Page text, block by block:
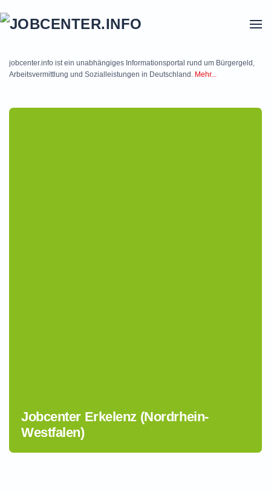
jobcenter.info ist ein unabhängiges Informationsportal rund um Bürgergeld,
Arbeitsvermittlung und Sozialleistungen in Deutschland. Mehr...
Jobcenter Erkelenz (Nordrhein-
Westfalen)